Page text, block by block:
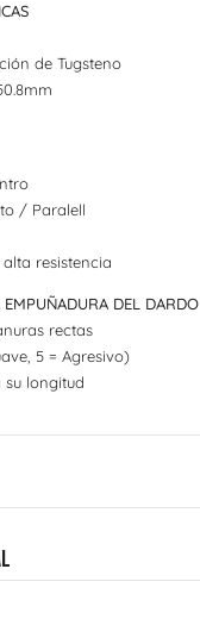
de Tugsteno
/ Paralell
resistencia
EMPUÑADURA DEL DARDO
rectas
5 = Agresivo)
su longitud